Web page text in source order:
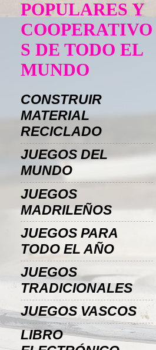
POPULARES Y
COOPERATIVO
S DE TODO EL
MUNDO
CONSTRUIR
MATERIAL
RECICLADO
JUEGOS DEL
MUNDO
JUEGOS
MADRILEÑOS
JUEGOS PARA
TODO EL AÑO
JUEGOS
TRADICIONALES
JUEGOS VASCOS
LIBRO